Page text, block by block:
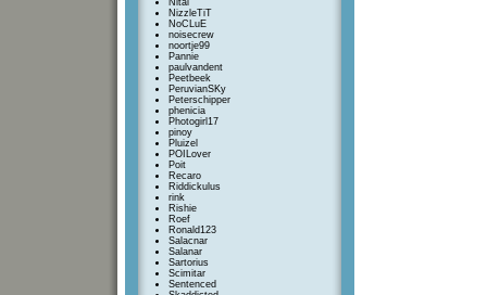
Nitai
NizzleTiT
NoCLuE
noisecrew
noortje99
Pannie
paulvandent
Peetbeek
PeruvianSKy
Peterschipper
phenicia
Photogirl17
pinoy
Pluizel
POILover
Poit
Recaro
Riddickulus
rink
Rishie
Roef
Ronald123
Salacnar
Salanar
Sartorius
Scimitar
Sentenced